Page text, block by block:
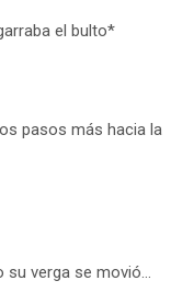
el bulto*
pasos más hacia la
su verga se movió…